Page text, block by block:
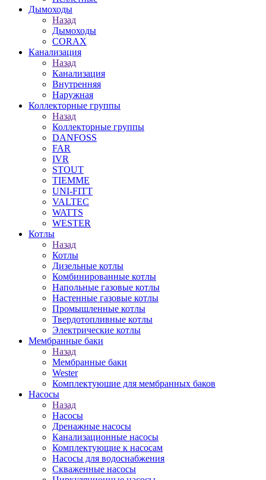
Дымоходы
Назад
Дымоходы
CORAX
Канализация
Назад
Канализация
Внутренняя
Наружная
Коллекторные группы
Назад
Коллекторные группы
DANFOSS
FAR
IVR
STOUT
TIEMME
UNI-FITT
VALTEC
WATTS
WESTER
Котлы
Назад
Котлы
Дизельные котлы
Комбинированные котлы
Напольные газовые котлы
Настенные газовые котлы
Промышленные котлы
Твердотопливные котлы
Электрические котлы
Мембранные баки
Назад
Мембранные баки
Wester
Комплектуюшие для мембранных баков
Насосы
Назад
Насосы
Дренажные насосы
Канализационные насосы
Комплектующие к насосам
Насосы для водоснабжения
Скваженные насосы